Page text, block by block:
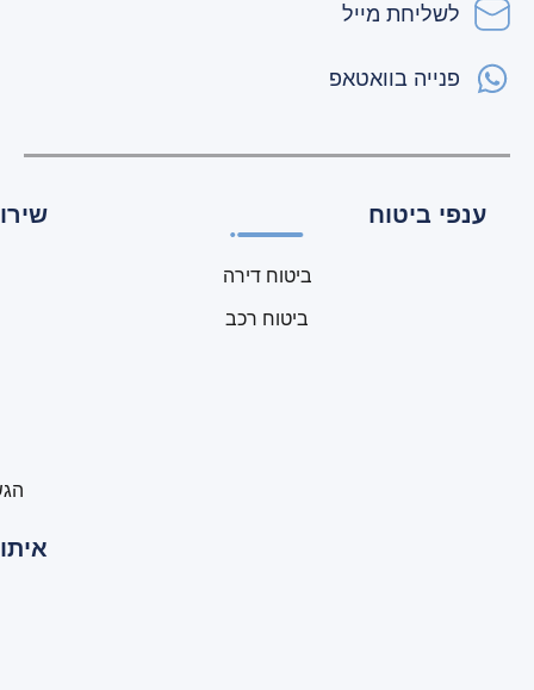
לשליחת מייל
פנייה בוואטאפ
ענפי ביטוח
ביטוח דירה
ביטוח רכב